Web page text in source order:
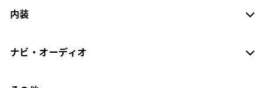
内装
ナビ・オーディオ